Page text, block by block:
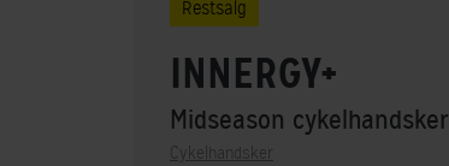
Restsalg
INNERGY+
Midseason cykelhandsker
Cykelhandsker